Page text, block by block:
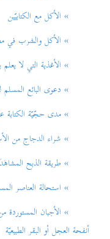
» الأكل مع الكتابيّين
» الأكل والشرب في
» الأغذية التي لا يعلم
» دعوی البائع المسلم
» مدی حجّيّة الكتابة
» شراء الدجاج من
» طريقة الذبح
» استحالة العناصر
» الأجبان المستوردة
أنفحة العجل أو البقر الطبيعيّة